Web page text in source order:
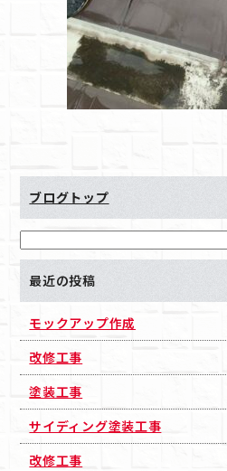
ブログトップ
最近の投稿
モックアップ作成
改修工事
塗装工事
サイディング塗装工事
改修工事